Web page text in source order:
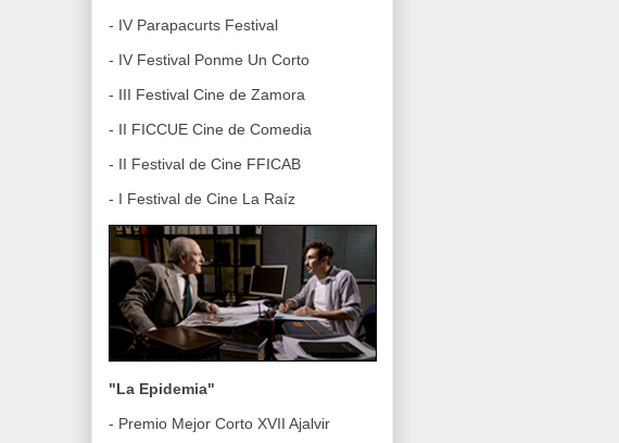
- IV Parapacurts Festival
- IV Festival Ponme Un Corto
- III Festival Cine de Zamora
- II FICCUE Cine de Comedia
- II Festival de Cine FFICAB
- I Festival de Cine La Raíz
"La Epidemia"
- Premio Mejor Corto XVII Ajalvir